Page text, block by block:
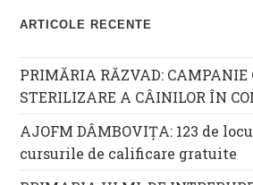
ARTICOLE RECENTE
PRIMĂRIA RĂZVAD: CAMPANIE
STERILIZARE A CÂINILOR ÎN
AJOFM DÂMBOVIȚA: 123 de
cursurile de calificare gratuite